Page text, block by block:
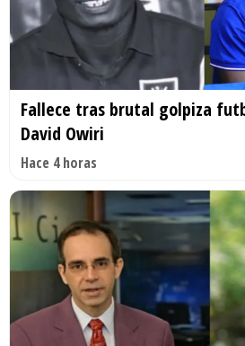
Fallece tras brutal golpiza
David Owiri
Hace 4 horas